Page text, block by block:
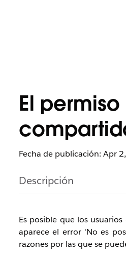
El
Fecha de publicación: Apr
Descripción
Es posible que los
aparece el error 'No es
razones por las que se